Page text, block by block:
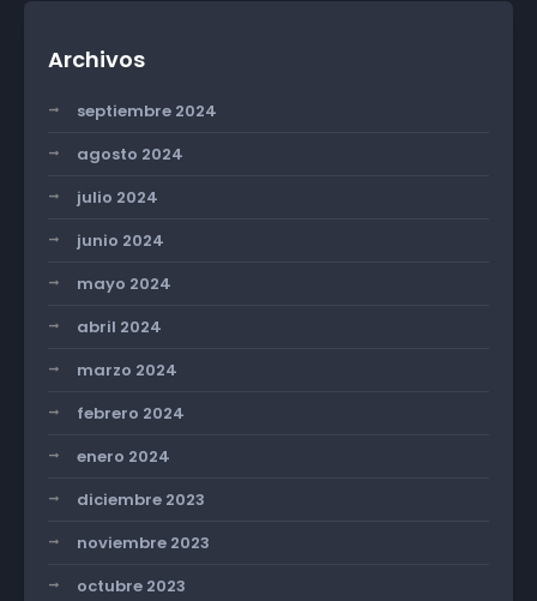
Archivos
septiembre 2024
agosto 2024
julio 2024
junio 2024
mayo 2024
abril 2024
marzo 2024
febrero 2024
enero 2024
diciembre 2023
noviembre 2023
octubre 2023